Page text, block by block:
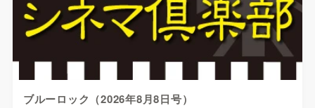
ブルーロック（2026年8月8日号）